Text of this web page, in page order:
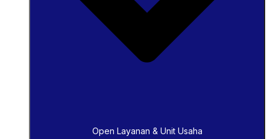
Open Layanan & Unit Usaha